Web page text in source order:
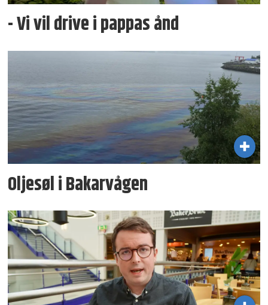
- Vi vil drive i pappas ånd
Oljesøl i Bakarvågen